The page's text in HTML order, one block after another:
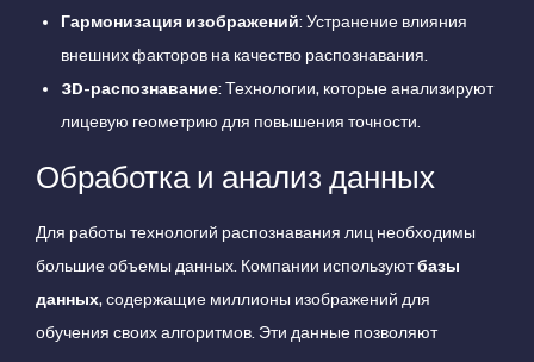
Гармонизация изображений: Устранение влияния
внешних факторов на качество распознавания.
3D-распознавание: Технологии, которые анализируют
лицевую геометрию для повышения точности.
Обработка и анализ данных
Для работы технологий распознавания лиц необходимы
большие объемы данных. Компании используютбазы
данных, содержащие миллионы изображений для
обучения своих алгоритмов. Эти данные позволяют